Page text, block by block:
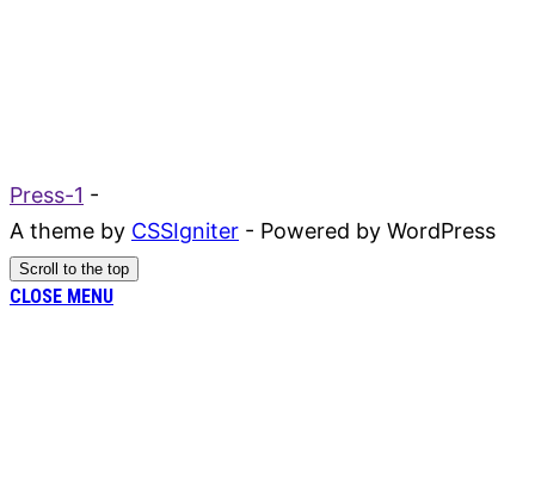
Press-1 -
A theme by CSSIgniter - Powered by WordPress
Scroll to the top
CLOSE MENU